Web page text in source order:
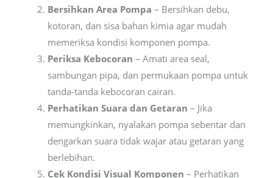
Bersihkan Area Pompa – Bersihkan debu,
kotoran, dan sisa bahan kimia agar mudah
memeriksa kondisi komponen pompa.
Periksa Kebocoran – Amati area seal,
sambungan pipa, dan permukaan pompa untuk
tanda-tanda kebocoran cairan.
Perhatikan Suara dan Getaran – Jika
memungkinkan, nyalakan pompa sebentar dan
dengarkan suara tidak wajar atau getaran yang
berlebihan.
Cek Kondisi Visual Komponen – Perhatikan